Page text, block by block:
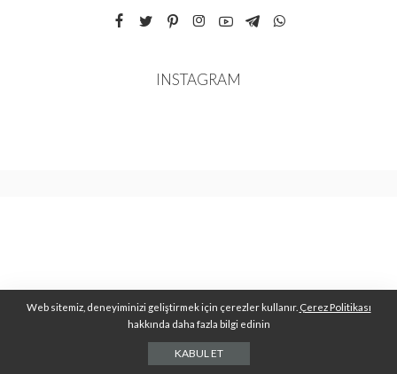
INSTAGRAM
Web sitemiz, deneyiminizi geliştirmek için çerezler kullanır. Çerez Politikası
hakkında daha fazla bilgi edinin
KABUL ET